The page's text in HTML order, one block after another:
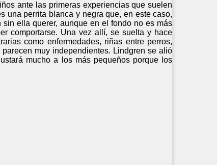
ante las primeras experiencias que suelen
una perrita blanca y negra que, en este caso,
ella querer, aunque en el fondo no es más
comportarse. Una vez allí, se suelta y hace
como enfermedades, riñas entre perros,
muy independientes. Lindgren se alió
mucho a los más pequeños porque los